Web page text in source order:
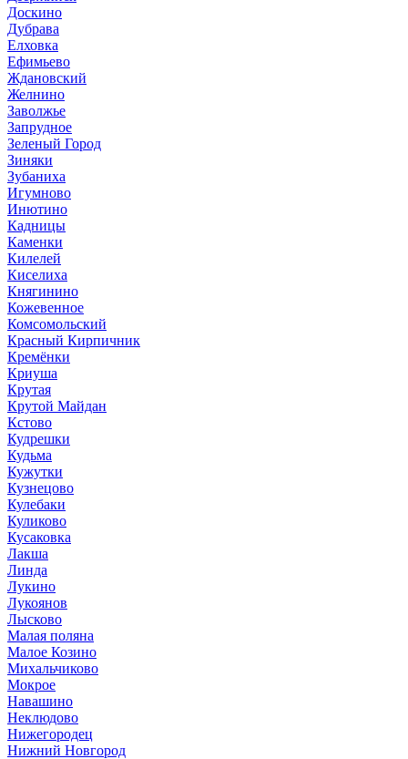
Доскино
Дубрава
Елховка
Ефимьево
Ждановский
Желнино
Заволжье
Запрудное
Зеленый Город
Зиняки
Зубаниха
Игумново
Инютино
Кадницы
Каменки
Килелей
Киселиха
Княгинино
Кожевенное
Комсомольский
Красный Кирпичник
Кремёнки
Криуша
Крутая
Крутой Майдан
Кстово
Кудрешки
Кудьма
Кужутки
Кузнецово
Кулебаки
Куликово
Кусаковка
Лакша
Линда
Лукино
Лукоянов
Лысково
Малая поляна
Малое Козино
Михальчиково
Мокрое
Навашино
Неклюдово
Нижегородец
Нижний Новгород